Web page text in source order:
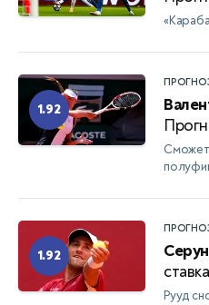
1.92
Сможет
1.92
ставка
Рууд